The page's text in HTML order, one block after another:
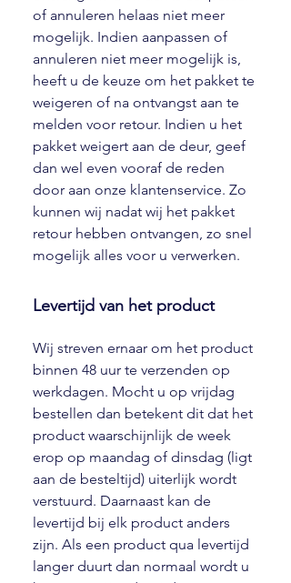
of annuleren helaas niet meer
mogelijk. Indien aanpassen of
annuleren niet meer mogelijk is,
heeft u de keuze om het pakket te
weigeren of na ontvangst aan te
melden voor retour. Indien u het
pakket weigert aan de deur, geef
dan wel even vooraf de reden
door aan onze klantenservice. Zo
kunnen wij nadat wij het pakket
retour hebben ontvangen, zo snel
mogelijk alles voor u verwerken.
Levertijd van het product
Wij streven ernaar om het product
binnen 48 uur te verzenden op
werkdagen. Mocht u op vrijdag
bestellen dan betekent dit dat het
product waarschijnlijk de week
erop op maandag of dinsdag (ligt
aan de besteltijd) uiterlijk wordt
verstuurd. Daarnaast kan de
levertijd bij elk product anders
zijn. Als een product qua levertijd
langer duurt dan normaal wordt u